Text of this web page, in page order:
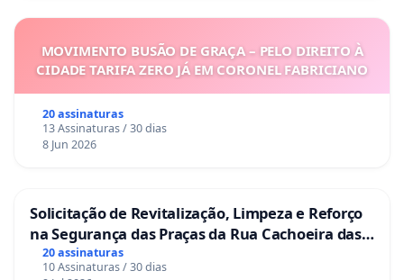
MOVIMENTO BUSÃO DE GRAÇA – PELO DIREITO À
CIDADE TARIFA ZERO JÁ EM CORONEL FABRICIANO
20 assinaturas
13 Assinaturas / 30 dias
8 Jun 2026
Solicitação de Revitalização, Limpeza e Reforço
na Segurança das Praças da Rua Cachoeira das
Sete Ilhas
20 assinaturas
10 Assinaturas / 30 dias